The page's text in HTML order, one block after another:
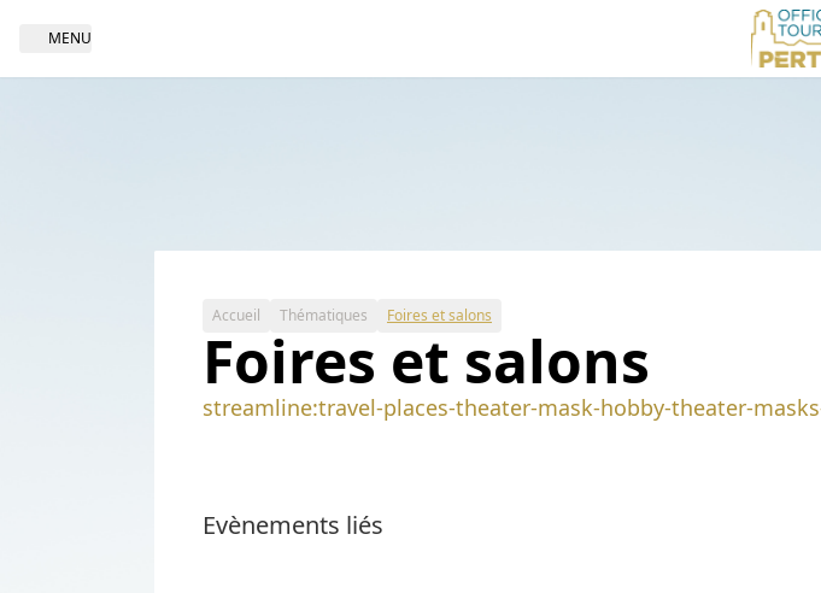
Open navigation
MENU
Accueil Thématiques Foires et salons
Foires et salons
streamline:travel-places-theater-mask-hobby-theater-
Evènements liés